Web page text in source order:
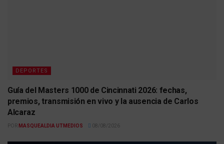
DEPORTES
Guía del Masters 1000 de Cincinnati 2026: fechas,
premios, transmisión en vivo y la ausencia de Carlos
Alcaraz
POR MASQUEALDIA UTMEDIOS 08/08/2026